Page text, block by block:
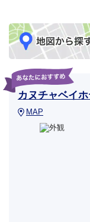
カヌチャベイ
MAP